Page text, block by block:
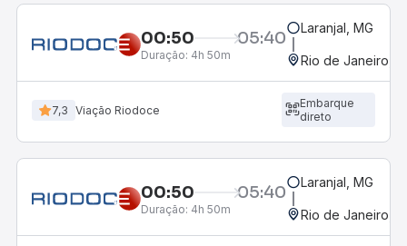
00:50 05:40
Duração: 4h 50m
Laranjal, MG
Rio de Janeiro,
7,3 Viação Riodoce
Embarque
direto
00:50 05:40
Duração: 4h 50m
Laranjal, MG
Rio de Janeiro,